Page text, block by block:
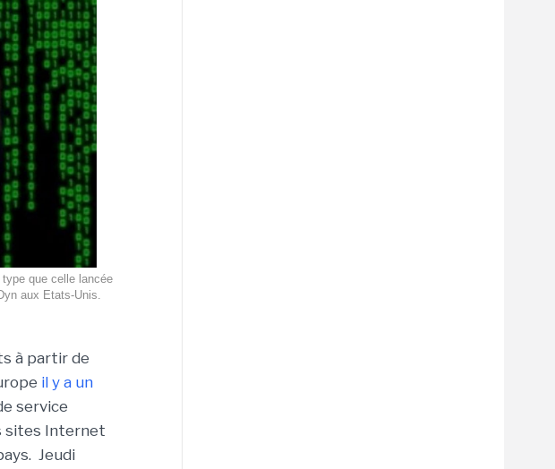
que celle lancée
aux Etats-Unis.
à partir de
il y a un
service
sites Internet
Jeudi